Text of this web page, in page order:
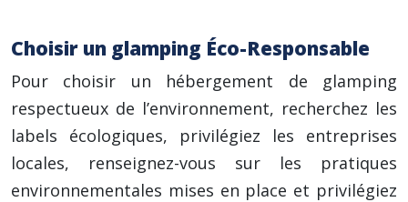
Choisir un glamping Éco-Responsable
Pour choisir un hébergement de glamping
respectueux de l’environnement, recherchez les
labels écologiques, privilégiez les entreprises
locales, renseignez-vous sur les pratiques
environnementales mises en place et privilégiez